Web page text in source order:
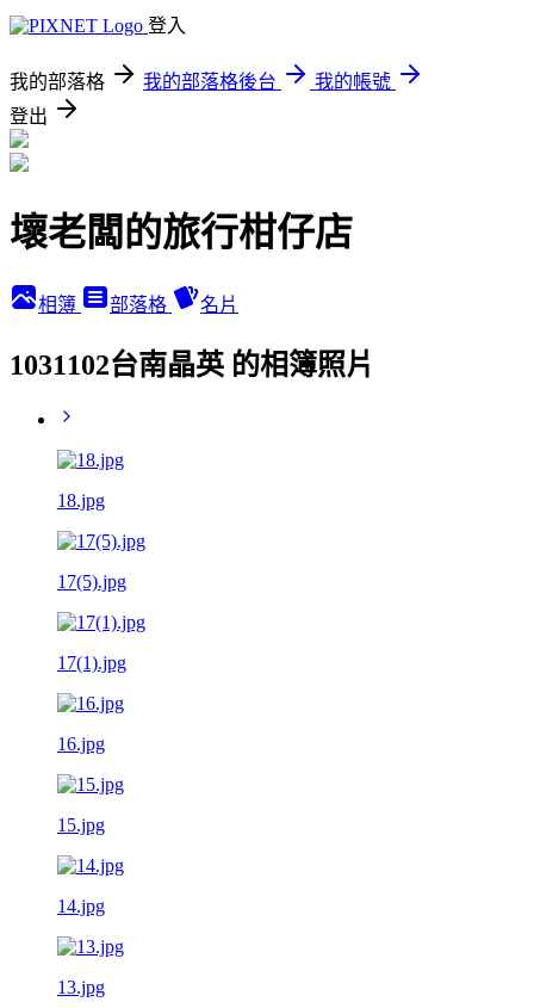
登入
我的部落格 我的部落格後台
我的帳號
登出
壞老闆的旅行柑仔店
相簿 部落格 名片
1031102台南晶英 的相簿照片
18.jpg
17(5).jpg
17(1).jpg
16.jpg
15.jpg
14.jpg
13.jpg